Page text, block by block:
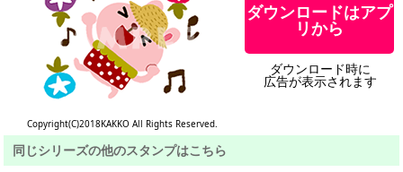
Copyright(C)2018KAKKO All Rights Reserved.
ダウンロードはアプ
リから
ダウンロード時に
広告が表示されます
同じシリーズの他のスタンプはこちら